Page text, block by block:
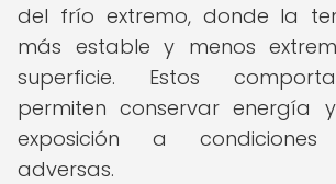
del frío extremo, donde la
más estable y menos
superficie. Estos
permiten conservar energía
exposición a condiciones
adversas.